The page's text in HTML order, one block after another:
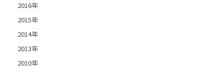
2016年
2015年
2014年
2013年
2010年